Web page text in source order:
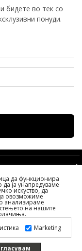
бидете во тек со
понуди.
DOO
RESERVED
да функционира
ја унапредуваме
искуство, да
овозможиме
анализираме
на нашите
Marketing